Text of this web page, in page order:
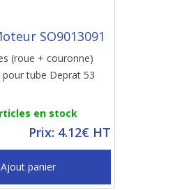
SO9013091
(roue + couronne)
tube Deprat 53
en stock
Prix: 4.12€ HT
Ajout panier